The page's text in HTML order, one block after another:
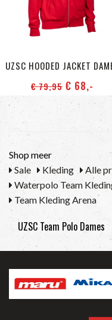
UZSC HOODED JACKET
€ 79,95 € 68,-
Shop meer
Sale
Kleding Alle
Waterpolo Team
Team Kleding Arena
UZSC Team Polo Dames